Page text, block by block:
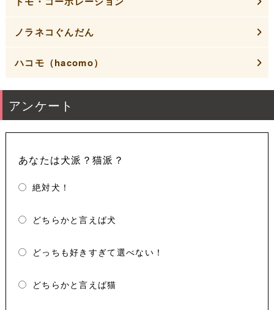
ノラネコぐんだん
ハコモ（hacomo）
アンケート
あなたは犬派？猫派？
絶対犬！
どちらかと言えば犬
どっちも好きすぎて選べない！
どちらかと言えば猫